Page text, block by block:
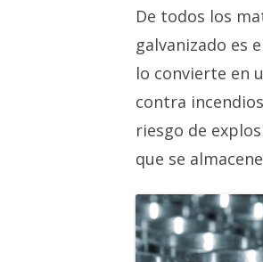
De todos los
galvanizado es
lo convierte en
contra
riesgo de
que se